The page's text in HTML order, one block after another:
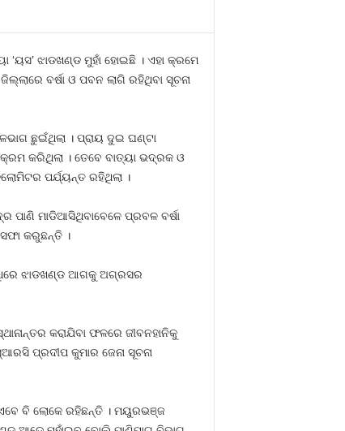
ଝାଡଖଣ୍ଡ ମୁହାଁ ହୋଇଛି । ଏହା କ୍ରମେ
ବର୍ଷା ଓ ପବନ ଲାଗି ରହିଥିବା ସୂଚନା
ଛୁଇଁଥିଲା । ପ୍ରାୟ ଦୁଇ ଘଣ୍ଟା
କରିଥିଲା । ତେବେ ବାତ୍ୟା ଭଦ୍ରକ ଓ
ପର୍ଯ୍ୟନ୍ତ ରହିଥିଲା ।
ମାଡିଆସିଥିବାବେଳେ ପ୍ରବଳ ବର୍ଷା
କରୁଛନ୍ତି ।
ଧିରେ ଝାଡଖଣ୍ଡ ଆଗକୁ ଅଗ୍ରସର
କରାଯିବା ଫଳରେ ଜୀବନହାନିକୁ
ପ୍ରଦୀପ କୁମାର ଜେନା ସୂଚନା
ବି ଲୋକେ ରହିଛନ୍ତି । ମୟୁରଭଞ୍ଜ